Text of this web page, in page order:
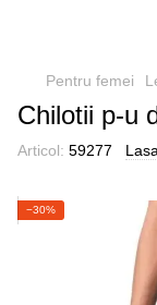
Pentru femei
Chilotii p-u
Articol: 59277
−30%